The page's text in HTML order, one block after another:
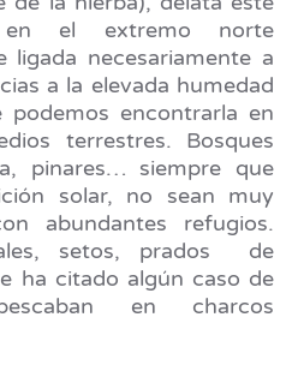
en el extremo norte
ligada necesariamente a
a la elevada humedad
encontrarla en
terrestres. Bosques
pinares… siempre que
solar, no sean muy
abundantes refugios.
setos, prados de
ha citado algún caso de
en charcos